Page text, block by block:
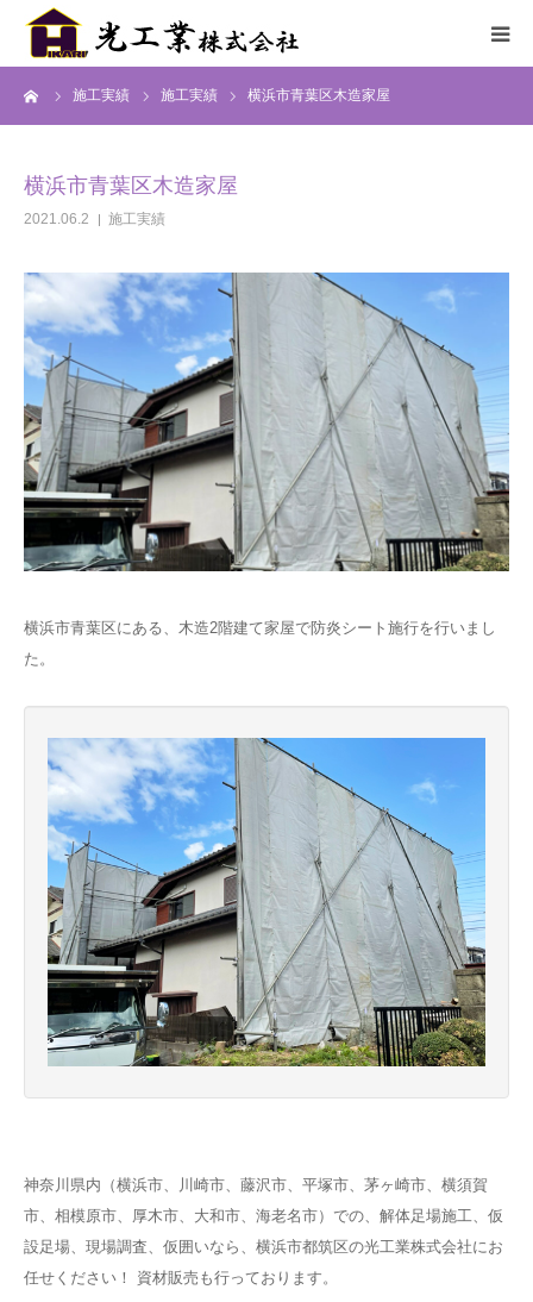
施工実績 施工実績 横浜市青葉区木造家屋
横浜市青葉区木造家屋
2021.06.2 施工実績
横浜市青葉区にある、木造2階建て家屋で防炎シート施行を行いまし
た。
神奈川県内（横浜市、川崎市、藤沢市、平塚市、茅ヶ崎市、横須賀
市、相模原市、厚木市、大和市、海老名市）での、解体足場施工、仮
設足場、現場調査、仮囲いなら、横浜市都筑区の光工業株式会社にお
任せください！ 資材販売も行っております。
HOME
施工実績
採用情報
会社概要